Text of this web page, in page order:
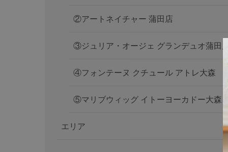
②アートネイチャー 蒲田店
③ジュリア・オージェ グランデュオ蒲田
④フォンテーヌ クチュール アトレ大森
⑤マリブウィッグ イトーヨーカドー大森
エリア